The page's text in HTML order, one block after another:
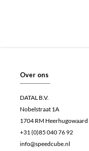
Over ons
DATAL B.V.
Nobelstraat 1A
1704 RM Heerhugowaard
+31 (0)85 040 76 92
info@speedcube.nl